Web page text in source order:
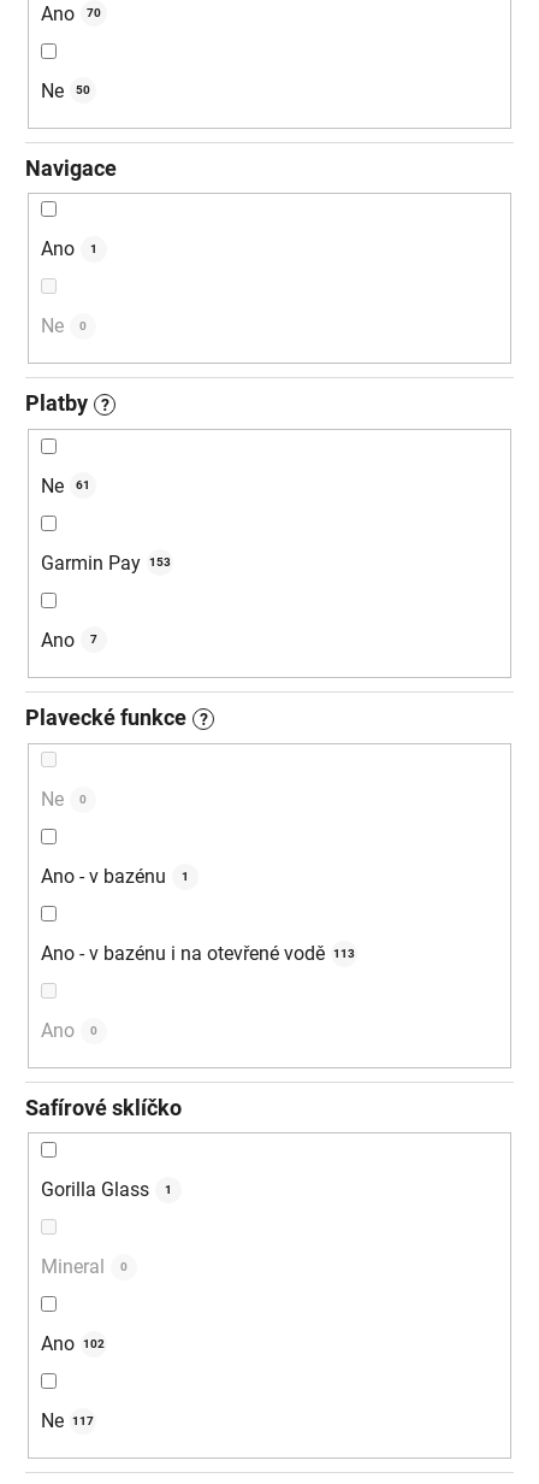
Ano 70
Ne 50
Navigace
Ano 1
Ne 0
Platby ?
Ne 61
Garmin Pay 153
Ano 7
Plavecké funkce ?
Ne 0
Ano - v bazénu 1
Ano - v bazénu i na otevřené vodě 113
Ano 0
Safírové sklíčko
Gorilla Glass 1
Mineral 0
Ano 102
Ne 117